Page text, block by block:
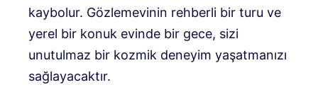
kaybolur. Gözlemevinin rehberli bir turu ve
yerel bir konuk evinde bir gece, sizi
unutulmaz bir kozmik deneyim yaşatmanızı
sağlayacaktır.